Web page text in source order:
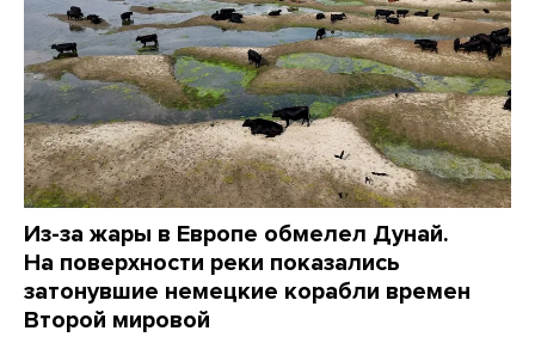
Из-за жары в Европе обмелел Дунай.
На поверхности реки показались
затонувшие немецкие корабли времен
Второй мировой